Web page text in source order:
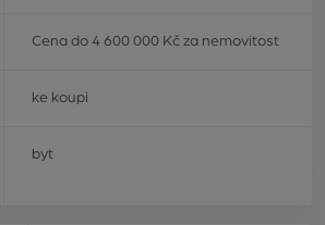
Cena do 4 600 000 Kč za nemovitost
ke koupi
byt